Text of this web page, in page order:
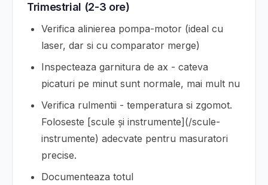
Trimestrial (2-3 ore)
Verifica alinierea pompa-motor (ideal cu
laser, dar si cu comparator merge)
Inspecteaza garnitura de ax - cateva
picaturi pe minut sunt normale, mai mult nu
Verifica rulmentii - temperatura si zgomot.
Foloseste [scule și instrumente](/scule-
instrumente) adecvate pentru masuratori
precise.
Documenteaza totul